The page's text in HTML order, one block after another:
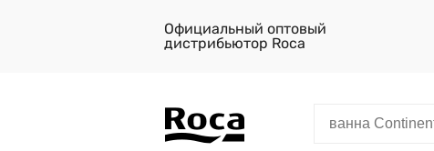
Официальный оптовый
дистрибьютор Roca